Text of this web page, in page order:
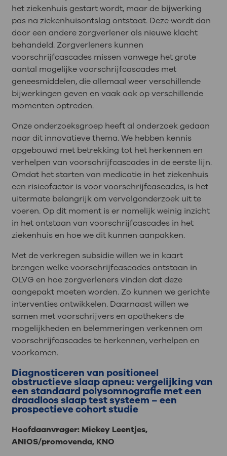
het ziekenhuis gestart wordt, maar de bijwerking
pas na ziekenhuisontslag ontstaat. Deze wordt dan
door een andere zorgverlener als nieuwe klacht
behandeld. Zorgverleners kunnen
voorschrijfcascades missen vanwege het grote
aantal mogelijke voorschrijfcascades met
geneesmiddelen, die allemaal weer verschillende
bijwerkingen geven en vaak ook op verschillende
momenten optreden.
Onze onderzoeksgroep heeft al onderzoek gedaan
naar dit innovatieve thema. We hebben kennis
opgebouwd met betrekking tot het herkennen en
verhelpen van voorschrijfcascades in de eerste lijn.
Omdat het starten van medicatie in het ziekenhuis
een risicofactor is voor voorschrijfcascades, is het
uitermate belangrijk om vervolgonderzoek uit te
voeren. Op dit moment is er namelijk weinig inzicht
in het ontstaan van voorschrijfcascades in het
ziekenhuis en hoe we dit kunnen aanpakken.
Met de verkregen subsidie willen we in kaart
brengen welke voorschrijfcascades ontstaan in
OLVG en hoe zorgverleners vinden dat deze
aangepakt moeten worden. Zo kunnen we gerichte
interventies ontwikkelen. Daarnaast willen we
samen met voorschrijvers en apothekers de
mogelijkheden en belemmeringen verkennen om
voorschrijfcascades te herkennen, verhelpen en
voorkomen.
Diagnosticeren van positioneel
obstructieve slaap apneu: vergelijking van
een standaard polysomnografie met een
draadloos slaap test systeem – een
prospectieve cohort studie
Hoofdaanvrager: Mickey Leentjes,
ANIOS/promovenda, KNO